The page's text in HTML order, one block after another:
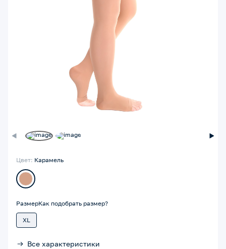
Цвет: Карамель
РазмерКак подобрать размер?
XL
Все характеристики